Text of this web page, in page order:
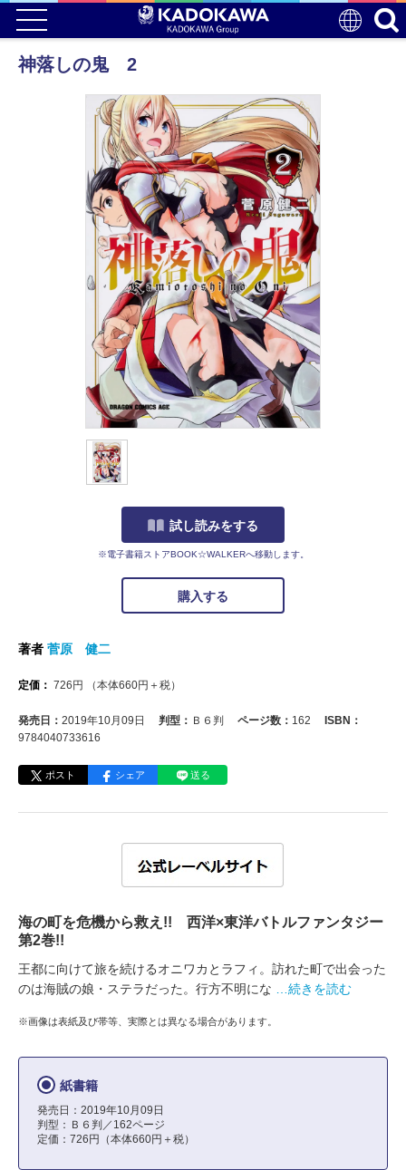
神落しの鬼 2
試し読みをする
※電子書籍ストアBOOK☆WALKERへ移動します。
購入する
著者 菅原 健二
定価： 726 円 （本体660円＋税）
発売日： 2019年10月09日 判型： Ｂ６判 ページ数： 162
ISBN：
9784040733616
ポスト シェア 送る
海の町を危機から救え!! 西洋×東洋バトルファンタジー
第2巻!!
王都に向けて旅を続けるオニワカとラフィ。訪れた町で出会った
のは海賊の娘・ステラだった。行方不明にな
…続きを読む
※画像は表紙及び帯等、実際とは異なる場合があります。
紙書籍
発売日：2019年10月09日
判型：Ｂ６判／162ページ
定価：726円（本体660円＋税）